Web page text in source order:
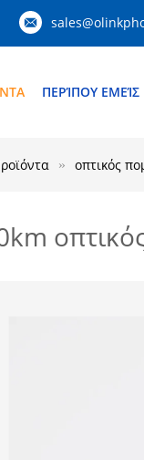
ΠΕΡΊΠΟΥ ΕΜΕΊΣ
οπτικός